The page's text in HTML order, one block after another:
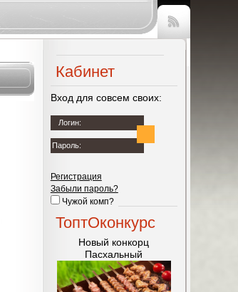
Чтение
RSS
Кабинет
Вход для совсем своих:
Логин:
Пароль:
Регистрация
Забыли пароль?
Чужой комп?
ТоптОконкурс
Новый конкорц
Пасхальный